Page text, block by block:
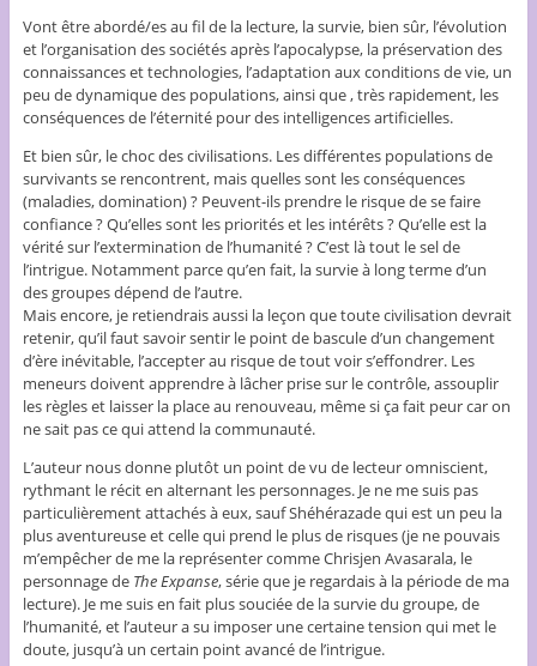
Vont être abordé/es au fil de la lecture, la survie, bien sûr, l’évolution
et l’organisation des sociétés après l’apocalypse, la préservation des
connaissances et technologies, l’adaptation aux conditions de vie, un
peu de dynamique des populations, ainsi que , très rapidement, les
conséquences de l’éternité pour des intelligences artificielles.
Et bien sûr, le choc des civilisations. Les différentes populations de
survivants se rencontrent, mais quelles sont les conséquences
(maladies, domination) ? Peuvent-ils prendre le risque de se faire
confiance ? Qu’elles sont les priorités et les intérêts ? Qu’elle est la
vérité sur l’extermination de l’humanité ? C’est là tout le sel de
l’intrigue. Notamment parce qu’en fait, la survie à long terme d’un
des groupes dépend de l’autre.
Mais encore, je retiendrais aussi la leçon que toute civilisation devrait
retenir, qu’il faut savoir sentir le point de bascule d’un changement
d’ère inévitable, l’accepter au risque de tout voir s’effondrer. Les
meneurs doivent apprendre à lâcher prise sur le contrôle, assouplir
les règles et laisser la place au renouveau, même si ça fait peur car on
ne sait pas ce qui attend la communauté.
L’auteur nous donne plutôt un point de vu de lecteur omniscient,
rythmant le récit en alternant les personnages. Je ne me suis pas
particulièrement attachés à eux, sauf Shéhérazade qui est un peu la
plus aventureuse et celle qui prend le plus de risques (je ne pouvais
m’empêcher de me la représenter comme Chrisjen Avasarala, le
personnage de The Expanse, série que je regardais à la période de ma
lecture). Je me suis en fait plus souciée de la survie du groupe, de
l’humanité, et l’auteur a su imposer une certaine tension qui met le
doute, jusqu’à un certain point avancé de l’intrigue.